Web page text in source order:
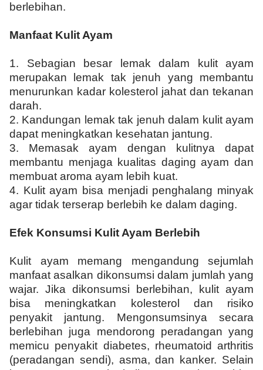
berlebihan.
Manfaat Kulit Ayam
1. Sebagian besar lemak dalam kulit ayam
merupakan lemak tak jenuh yang membantu
menurunkan kadar kolesterol jahat dan tekanan
darah.
2. Kandungan lemak tak jenuh dalam kulit ayam
dapat meningkatkan kesehatan jantung.
3. Memasak ayam dengan kulitnya dapat
membantu menjaga kualitas daging ayam dan
membuat aroma ayam lebih kuat.
4. Kulit ayam bisa menjadi penghalang minyak
agar tidak terserap berlebih ke dalam daging.
Efek Konsumsi Kulit Ayam Berlebih
Kulit ayam memang mengandung sejumlah
manfaat asalkan dikonsumsi dalam jumlah yang
wajar. Jika dikonsumsi berlebihan, kulit ayam
bisa meningkatkan kolesterol dan risiko
penyakit jantung. Mengonsumsinya secara
berlebihan juga mendorong peradangan yang
memicu penyakit diabetes, rheumatoid arthritis
(peradangan sendi), asma, dan kanker. Selain